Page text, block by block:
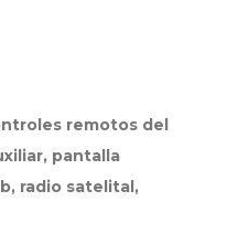
remotos del
pantalla
radio satelital,